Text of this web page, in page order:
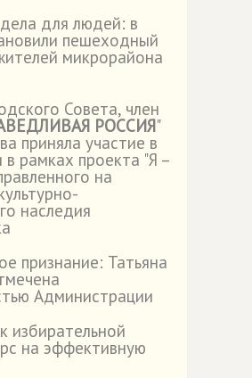
для людей: в
пешеходный
микрорайона
Совета, член
РОССИЯ"
приняла участие в
рамках проекта "Я –
на
наследия
признание: Татьяна
Администрации
избирательной
на эффективную